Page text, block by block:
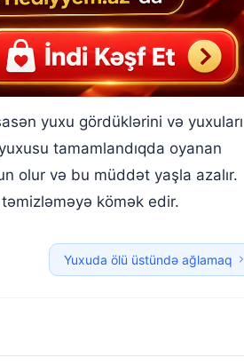
yuxu gördüklərini və yuxuları
tamamlandıqda oyanan
olur və bu müddət yaşla azalır.
kömək edir.
Yuxuda ölü üstündə ağlamaq